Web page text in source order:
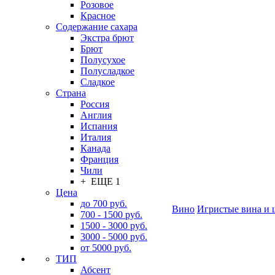
Розовое
Красное
Содержание сахара
Экстра брют
Брют
Полусухое
Полусладкое
Сладкое
Страна
Россия
Англия
Испания
Италия
Канада
Франция
Чили
+ ЕЩЕ 1
Цена
до 700 руб.
700 - 1500 руб.
1500 - 3000 руб.
3000 - 5000 руб.
от 5000 руб.
ТИП
Абсент
Вино Игристые вина и